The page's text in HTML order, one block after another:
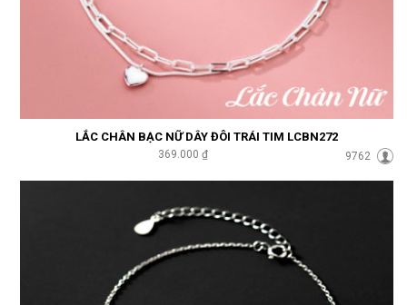
LẮC CHÂN BẠC NỮ DÂY ĐÔI TRÁI TIM LCBN272
369.000 ₫ 9762